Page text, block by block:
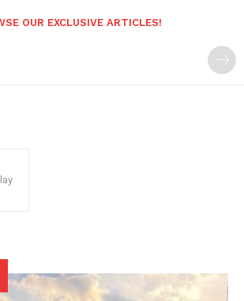
OUR EXCLUSIVE ARTICLES!